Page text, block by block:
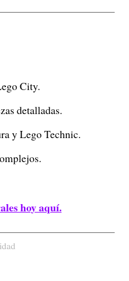
City.
detalladas.
y Lego Technic.
hoy aquí.